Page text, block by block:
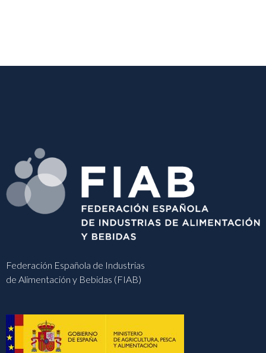
Federación Española de Industrias
de Alimentación y Bebidas (FIAB)